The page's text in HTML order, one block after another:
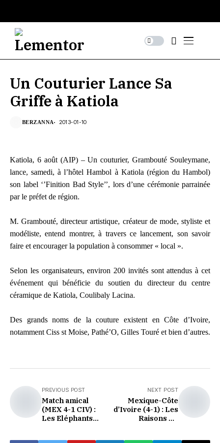
Un Couturier Lance Sa
Griffe à Katiola
BERZANNA 2013-01-10
Katiola, 6 août (AIP) – Un couturier, Grambouté Souleymane,
lance, samedi, à l’hôtel Hambol à Katiola (région du Hambol)
son label ‘’Finition Bad Style’’, lors d’une cérémonie parrainée
par le préfet de région.
M. Grambouté, directeur artistique, créateur de mode, styliste et
modéliste, entend montrer, à travers ce lancement, son savoir
faire et encourager la population à consommer « local ».
Selon les organisateurs, environ 200 invités sont attendus à cet
événement qui bénéficie du soutien du directeur du centre
céramique de Katiola, Coulibaly Lacina.
Des grands noms de la couture existent en Côte d’Ivoire,
notamment Ciss st Moise, Pathé’O, Gilles Touré et bien d’autres.
PREVIOUS POST
Match amical
(MEX 4-1 CIV) :
Les Eléphants
NEXT POST
Mexique-Côte
d’Ivoire (4-1) : Les
Raisons Du